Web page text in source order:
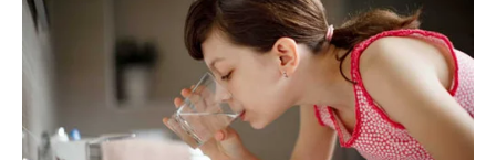
Arrivée Quinté PMU du PRIX AUGUSTE
DE CASTELBAJAC
9 – 12 – 4 – 8 – 13